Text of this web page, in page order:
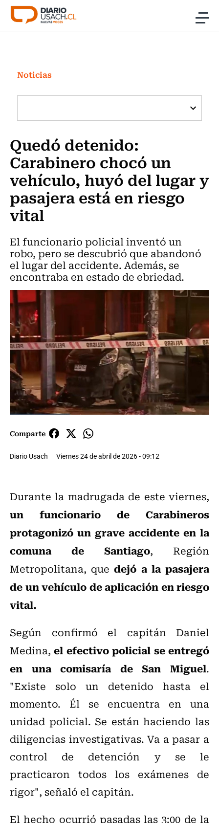
Click acá para ir directamente al contenido
Investigación
Cultura
Programas Radio y TV Usach
Noticias
Quedó detenido:
Carabinero chocó un
vehículo, huyó del lugar y
pasajera está en riesgo
vital
El funcionario policial inventó un
robo, pero se descubrió que abandonó
el lugar del accidente. Además, se
encontraba en estado de ebriedad.
Comparte
Diario Usach Viernes 24 de abril de 2026 - 09:12
Durante la madrugada de este viernes,
un funcionario de Carabineros
protagonizó un grave accidente en la
comuna de Santiago, Región
Metropolitana, que dejó a la pasajera
de un vehículo de aplicación en riesgo
vital.
Según confirmó el capitán Daniel
Medina,el efectivo policial se entregó
en una comisaría de San Miguel.
"Existe solo un detenido hasta el
momento. Él se encuentra en una
unidad policial. Se están haciendo las
diligencias investigativas. Va a pasar a
control de detención y se le
practicaron todos los exámenes de
rigor", señaló el capitán.
El hecho ocurrió pasadas las 3:00 de la